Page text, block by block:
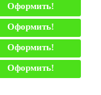
Оформить!
Оформить!
Оформить!
Оформить!